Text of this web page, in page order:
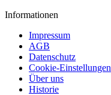
Informationen
Impressum
AGB
Datenschutz
Cookie-Einstellungen
Über uns
Historie